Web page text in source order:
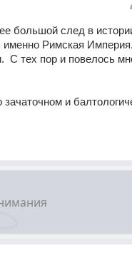
большой след в
именно Римская
С тех пор и повелось
и